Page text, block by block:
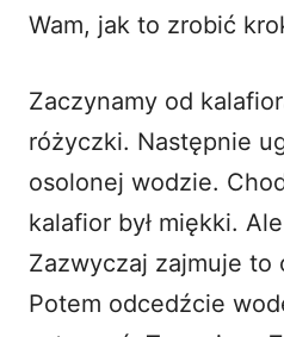
Wam, jak to zrobić
Zaczynamy od
różyczki. Następnie
osolonej wodzie.
kalafior był miękki.
Zazwyczaj zajmuje to
Potem odcedźcie